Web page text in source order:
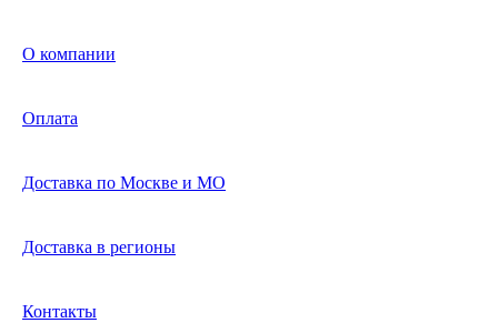
О компании
Оплата
Доставка по Москве и МО
Доставка в регионы
Контакты